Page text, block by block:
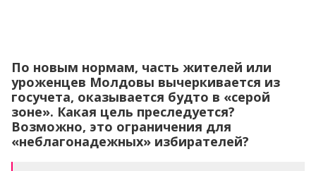
По новым нормам, часть жителей или
уроженцев Молдовы вычеркивается из
госучета, оказывается будто в «серой
зоне». Какая цель преследуется?
Возможно, это ограничения для
«неблагонадежных» избирателей?